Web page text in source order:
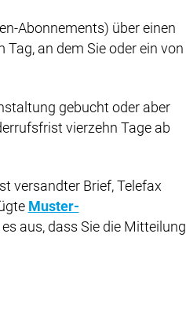
Abonnements) über einen
an dem Sie oder ein von
gebucht oder aber
vierzehn Tage ab
versandter Brief, Telefax
Muster-
aus, dass Sie die Mitteilung